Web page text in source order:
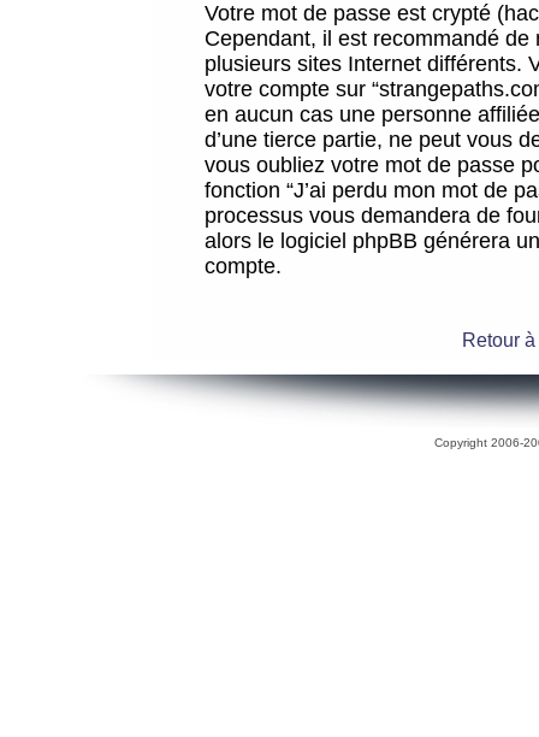
Votre mot de passe est crypté
Cependant, il est recommandé
plusieurs sites Internet différents.
votre compte sur
en aucun cas une personne
d’une tierce partie, ne peut vous
vous oubliez votre mot de passe
fonction “J’ai perdu mon mot de
processus vous demandera de
alors le logiciel phpBB générera
compte.
Retour
Copyright 2006-